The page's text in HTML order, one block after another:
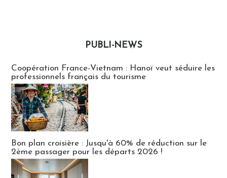
PUBLI-NEWS
Coopération France-Vietnam : Hanoï veut séduire les
professionnels français du tourisme
Bon plan croisière : Jusqu'à 60% de réduction sur le
2ème passager pour les départs 2026 !